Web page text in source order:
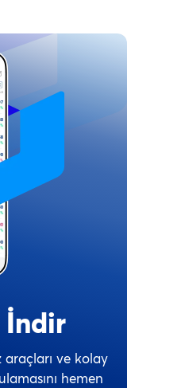
İndir
araçları ve kolay
hemen